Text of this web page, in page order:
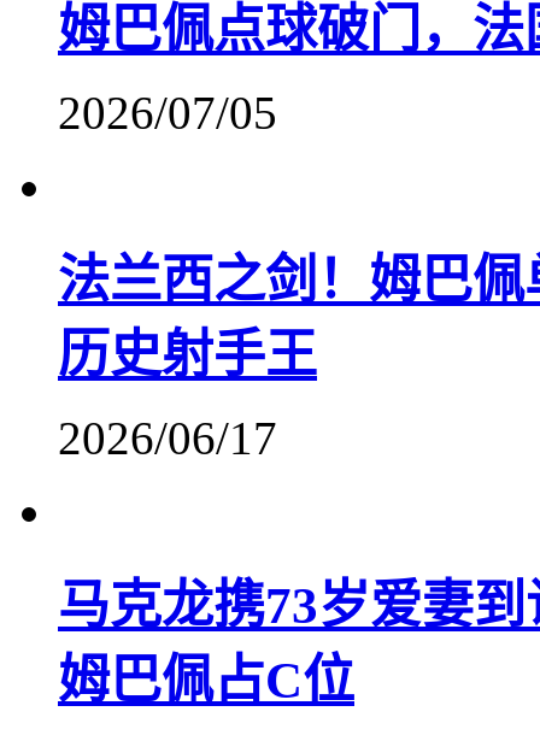
姆巴佩点球破门，
2026/07/05
法兰西之剑！姆巴
历史射手王
2026/06/17
马克龙携73岁爱妻
姆巴佩占C位